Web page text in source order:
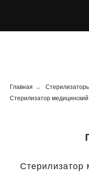
Главная →
Стерилизатор
Стерилизатор